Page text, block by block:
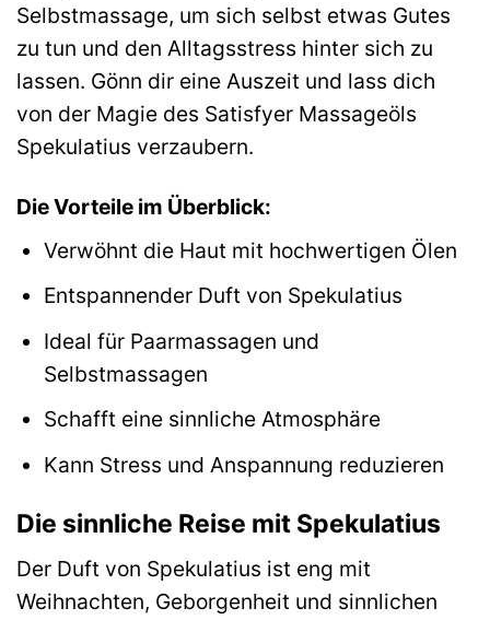
Selbstmassage, um sich selbst etwas Gutes
zu tun und den Alltagsstress hinter sich zu
lassen. Gönn dir eine Auszeit und lass dich
von der Magie des Satisfyer Massageöls
Spekulatius verzaubern.
Die Vorteile im Überblick:
Verwöhnt die Haut mit hochwertigen Ölen
Entspannender Duft von Spekulatius
Ideal für Paarmassagen und
Selbstmassagen
Schafft eine sinnliche Atmosphäre
Kann Stress und Anspannung reduzieren
Die sinnliche Reise mit Spekulatius
Der Duft von Spekulatius ist eng mit
Weihnachten, Geborgenheit und sinnlichen